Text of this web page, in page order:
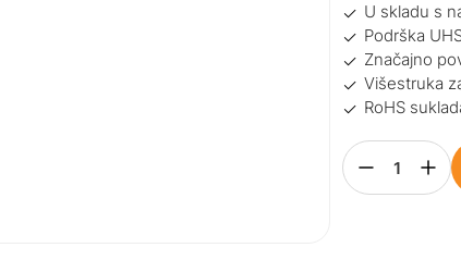
U skladu s
Podrška
Značajno
Višestruka
RoHS